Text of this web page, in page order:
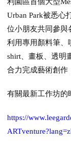
Urban Park被悉心
位小朋友共同參與
利用專用顏料筆、
shirt、畫板、透明
合力完成藝術創作
有關最新工作坊的
https://